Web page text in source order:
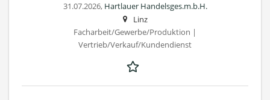
31.07.2026, Hartlauer Handelsges.m.b.H.
Linz
Facharbeit/Gewerbe/Produktion |
Vertrieb/Verkauf/Kundendienst